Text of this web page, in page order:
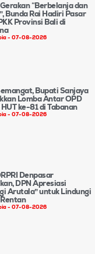
“Berbelanja dan
Bunda Rai Hadiri Pasar
Provinsi Bali di
07-08-2026
Bupati Sanjaya
Lomba Antar OPD
ke-81 di Tabanan
07-08-2026
Denpasar
DPN Apresiasi
Arutala” untuk Lindungi
07-08-2026